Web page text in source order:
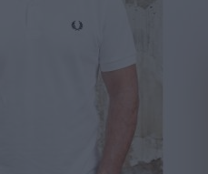
DE INUSUALY PARA CERVEZA CAPAZ
OPORTUNIDAD DE INCLUSIÓN
EN SU NUEVA CAMPAÑA GLOBAL DE MARCA